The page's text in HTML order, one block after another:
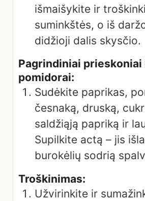
išmaišykite ir
suminkštės, o iš
didžioji dalis skysčio.
Pagrindiniai prieskoniai
pomidorai:
Sudėkite paprikas,
česnaką, druską,
saldžiąją papriką ir
Supilkite actą – jis
burokėlių sodrią
Troškinimas:
Užvirinkite ir